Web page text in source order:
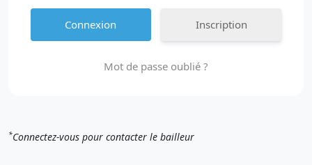
Inscription
Mot de passe oublié ?
*Connectez-vous pour contacter le bailleur